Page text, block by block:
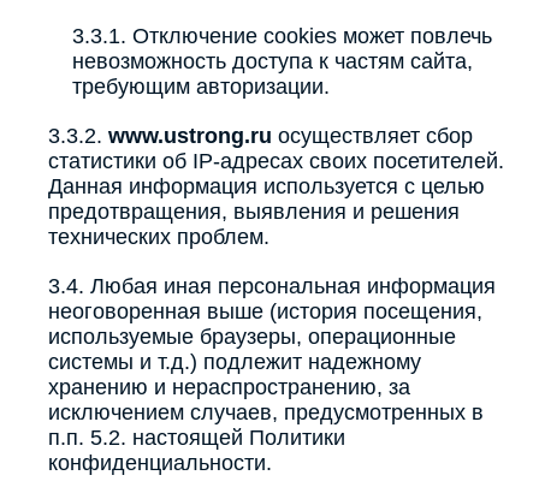
3.3.1. Отключение cookies может повлечь
невозможность доступа к частям сайта,
требующим авторизации.
3.3.2. www.ustrong.ru осуществляет сбор
статистики об IP-адресах своих посетителей.
Данная информация используется с целью
предотвращения, выявления и решения
технических проблем.
3.4. Любая иная персональная информация
неоговоренная выше (история посещения,
используемые браузеры, операционные
системы и т.д.) подлежит надежному
хранению и нераспространению, за
исключением случаев, предусмотренных в
п.п. 5.2. настоящей Политики
конфиденциальности.